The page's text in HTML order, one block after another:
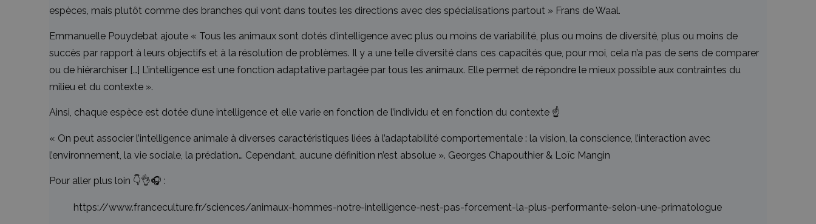
espèces, mais plutôt comme des branches qui vont dans toutes les directions avec des spécialisations partout » Frans de Waal.
Emmanuelle Pouydebat ajoute « Tous les animaux sont dotés d’intelligence avec plus ou moins de variabilité, plus ou moins de diversité, plus ou moins de
succès par rapport à leurs objectifs et à la résolution de problèmes. Il y a une telle diversité dans ces capacités que, pour moi, cela n’a pas de sens de comparer
ou de hiérarchiser […] L’intelligence est une fonction adaptative partagée par tous les animaux. Elle permet de répondre le mieux possible aux contraintes du
milieu et du contexte ».
Ainsi, chaque espèce est dotée d’une intelligence et elle varie en fonction de l’individu et en fonction du contexte ☝️
« On peut associer l’intelligence animale à diverses caractéristiques liées à l’adaptabilité comportementale : la vision, la conscience, l’interaction avec
l’environnement, la vie sociale, la prédation… Cependant, aucune définition n’est absolue ». Georges Chapouthier & Loïc Mangin
Pour aller plus loin 👇👌🎧 :
https://www.franceculture.fr/sciences/animaux-hommes-notre-intelligence-nest-pas-forcement-la-plus-performante-selon-une-primatologue